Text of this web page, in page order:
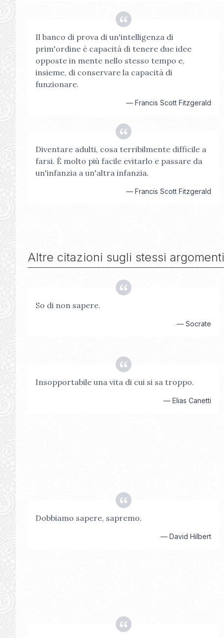
Il banco di prova di un'intelligenza di
prim'ordine è capacità di tenere due idee
opposte in mente nello stesso tempo e,
insieme, di conservare la capacità di
funzionare.
—Francis Scott Fitzgerald
Diventare adulti, cosa terribilmente difficile a
farsi. È molto più facile evitarlo e passare da
un'infanzia a un'altra infanzia.
—Francis Scott Fitzgerald
Altre citazioni sugli stessi argomenti
So di non sapere.
—Socrate
Insopportabile una vita di cui si sa troppo.
—Elias Canetti
Dobbiamo sapere, sapremo.
—David Hilbert